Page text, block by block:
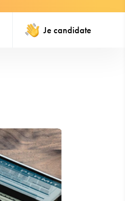
Je candidate